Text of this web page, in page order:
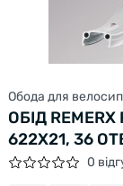
Обода для
ОБІД REMERX
622X21, 36
0